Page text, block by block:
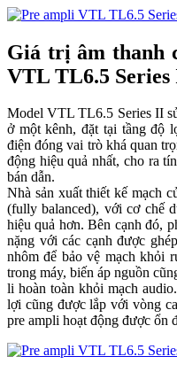
Giá trị âm thanh
VTL TL6.5
Model VTL TL6.5 Series II
ở một kênh, đặt tại tầng độ
điện đóng vai trò khá quan
động hiệu quả nhất, cho ra
bán dẫn.
Nhà sản xuất thiết kế mạch
(fully balanced), với cơ chế
hiệu quả hơn. Bên cạnh đó,
nặng với các cạnh được
nhôm để bảo vệ mạch khỏi
trong máy, biến áp nguồn
li hoàn toàn khỏi mạch
lợi cũng được lắp với vòng
pre ampli hoạt động được ổn